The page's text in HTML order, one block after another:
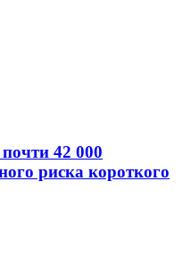
42 000
риска короткого